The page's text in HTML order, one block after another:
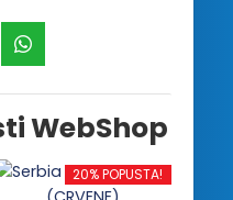
WebShop
20% POPUSTA!